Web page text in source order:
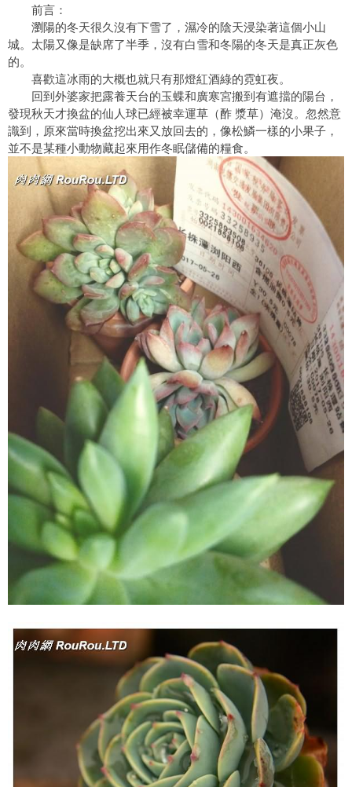
前言：
瀏陽的冬天很久沒有下雪了，濕冷的陰天浸染著這個小山
城。太陽又像是缺席了半季，沒有白雪和冬陽的冬天是真正灰色
的。
喜歡這冰雨的大概也就只有那燈紅酒綠的霓虹夜。
回到外婆家把露養天台的玉蝶和廣寒宮搬到有遮擋的陽台，
發現秋天才換盆的仙人球已經被幸運草（酢 漿草）淹沒。忽然意
識到，原來當時換盆挖出來又放回去的，像松鱗一樣的小果子，
並不是某種小動物藏起來用作冬眠儲備的糧食。